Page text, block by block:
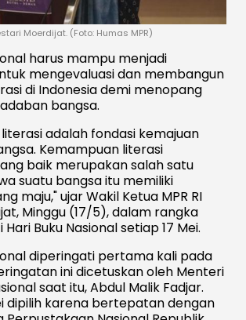
Moerdijat. (Foto: Humas MPR)
harus mampu menjadi
mengevaluasi dan membangun
di Indonesia demi menopang
bangsa.
adalah fondasi kemajuan
Kemampuan literasi
baik merupakan salah satu
suatu bangsa itu memiliki
maju," ujar Wakil Ketua MPR RI
Minggu (17/5), dalam rangka
Buku Nasional setiap 17 Mei.
diperingati pertama kali pada
ini dicetuskan oleh Menteri
saat itu, Abdul Malik Fadjar.
dipilih karena bertepatan dengan